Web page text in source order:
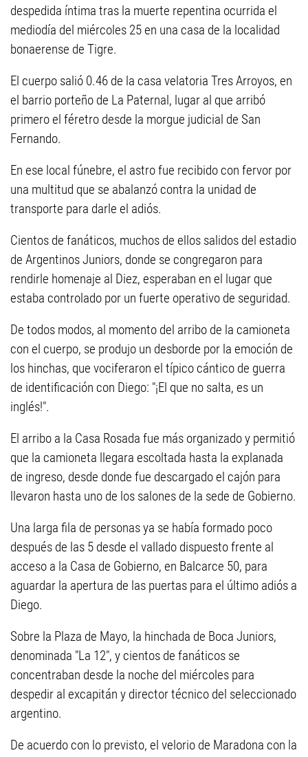
despedida íntima tras la muerte repentina ocurrida el
mediodía del miércoles 25 en una casa de la localidad
bonaerense de Tigre.
El cuerpo salió 0.46 de la casa velatoria Tres Arroyos, en
el barrio porteño de La Paternal, lugar al que arribó
primero el féretro desde la morgue judicial de San
Fernando.
En ese local fúnebre, el astro fue recibido con fervor por
una multitud que se abalanzó contra la unidad de
transporte para darle el adiós.
Cientos de fanáticos, muchos de ellos salidos del estadio
de Argentinos Juniors, donde se congregaron para
rendirle homenaje al Diez, esperaban en el lugar que
estaba controlado por un fuerte operativo de seguridad.
De todos modos, al momento del arribo de la camioneta
con el cuerpo, se produjo un desborde por la emoción de
los hinchas, que vociferaron el típico cántico de guerra
de identificación con Diego: "¡El que no salta, es un
inglés!".
El arribo a la Casa Rosada fue más organizado y permitió
que la camioneta llegara escoltada hasta la explanada
de ingreso, desde donde fue descargado el cajón para
llevaron hasta uno de los salones de la sede de Gobierno.
Una larga fila de personas ya se había formado poco
después de las 5 desde el vallado dispuesto frente al
acceso a la Casa de Gobierno, en Balcarce 50, para
aguardar la apertura de las puertas para el último adiós a
Diego.
Sobre la Plaza de Mayo, la hinchada de Boca Juniors,
denominada "La 12", y cientos de fanáticos se
concentraban desde la noche del miércoles para
despedir al excapitán y director técnico del seleccionado
argentino.
De acuerdo con lo previsto, el velorio de Maradona con la